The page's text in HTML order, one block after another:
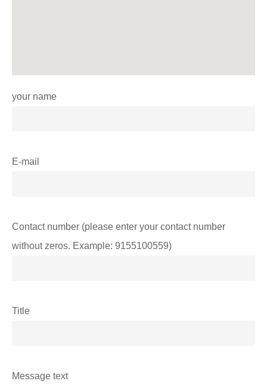
your name
E-mail
Contact number (please enter your contact number
without zeros. Example: 9155100559)
Title
Message text